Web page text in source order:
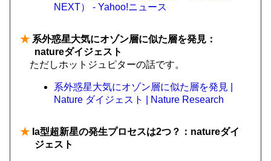
NEXT） - Yahoo!ニュース
★ 系外惑星大気にオゾン層に似た層を発見：
natureダイジェスト
ただしホットジュピターの話です。
系外惑星大気にオゾン層に似た層を発見 |
Nature ダイジェスト | Nature Research
★ Ia型超新星の発生プロセスは2つ？：natureダイ
ジェスト